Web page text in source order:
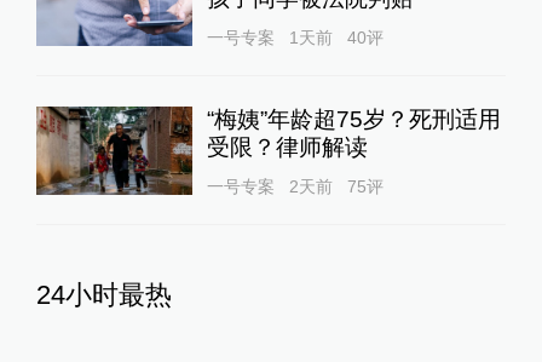
一号专案 1天前 40评
“梅姨”年龄超75岁？死刑适用
受限？律师解读
一号专案 2天前 75评
24小时最热